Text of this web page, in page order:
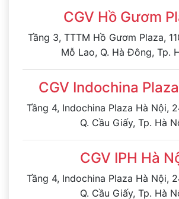
CGV Hồ Gươm
Tầng 3, TTTM Hồ Gươm Plaza,
Mỗ Lao, Q. Hà Đông, Tp.
CGV Indochina
Tầng 4, Indochina Plaza Hà Nội,
Q. Cầu Giấy, Tp. Hà
CGV IPH Hà
Tầng 4, Indochina Plaza Hà Nội,
Q. Cầu Giấy, Tp. Hà